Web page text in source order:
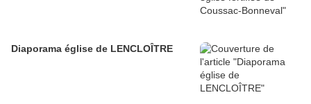
Diaporama église de LENCLOÎTRE